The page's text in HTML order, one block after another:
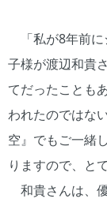
「私が8年前に
子様が渡辺和貴
てだったことも
われたのではな
空』でもご一緒
りますので、と
和貴さんは、